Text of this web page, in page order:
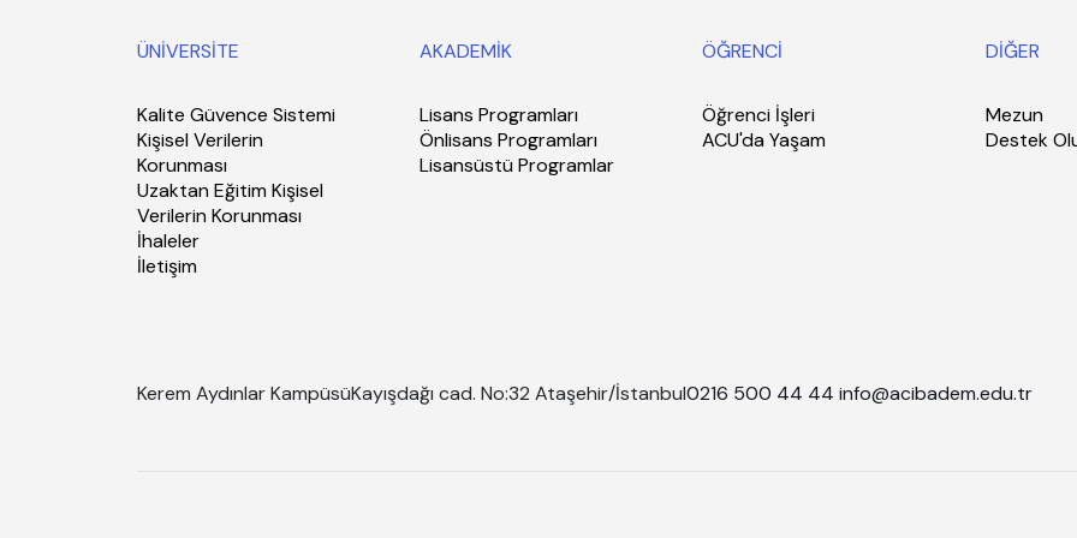
ÜNİVERSİTE
Kalite Güvence Sistemi
Kişisel Verilerin
Korunması
Uzaktan Eğitim Kişisel
Verilerin Korunması
İhaleler
İletişim
AKADEMİK
Lisans Programları
Önlisans Programları
Lisansüstü Programlar
ÖĞRENCİ
Öğrenci İşleri
ACU'da Yaşam
DİĞER
Mezun
Destek
Kerem Aydınlar KampüsüKayışdağı cad. No:32 Ataşehir/İstanbul0216 500 44 44 info@acibadem.edu.tr